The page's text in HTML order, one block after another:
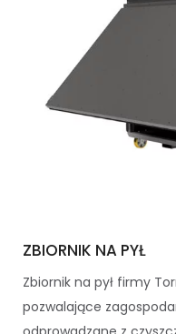
ZBIORNIK NA PYŁ
Zbiornik na pył firmy
pozwalające